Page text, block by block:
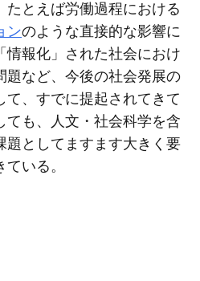
たとえば労働過程における
ンのような直接的な影響に
情報化」された社会におけ
題など、今後の社会発展の
て、すでに提起されてきて
ても、人文・社会科学を含
題としてますます大きく要
いる。